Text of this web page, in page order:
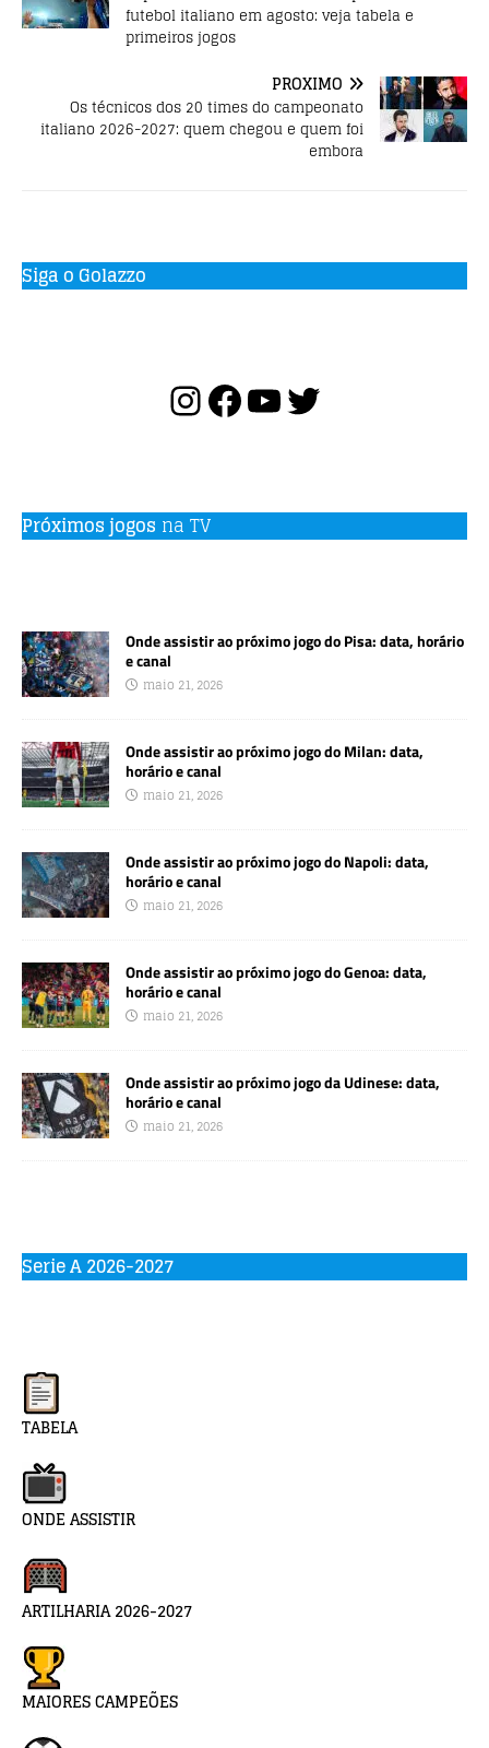
futebol italiano em agosto: veja tabela e
primeiros jogos
PRÓXIMO
Os técnicos dos 20 times do campeonato
italiano 2026-2027: quem chegou e quem foi
embora
Siga o Golazzo
Próximos jogos na TV
Onde assistir ao próximo jogo do Pisa: data, horário
e canal
maio 21, 2026
Onde assistir ao próximo jogo do Milan: data,
horário e canal
maio 21, 2026
Onde assistir ao próximo jogo do Napoli: data,
horário e canal
maio 21, 2026
Onde assistir ao próximo jogo do Genoa: data,
horário e canal
maio 21, 2026
Onde assistir ao próximo jogo da Udinese: data,
horário e canal
maio 21, 2026
Serie A 2026-2027
TABELA
ONDE ASSISTIR
ARTILHARIA 2026-2027
MAIORES CAMPEÕES